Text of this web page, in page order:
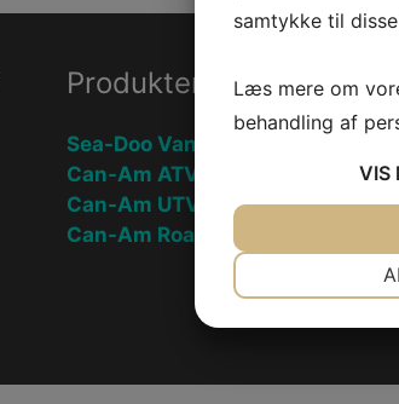
Produkter
Sea-Doo Vandscooter
Can-Am ATV
Can-Am UTV
Can-Am Roadster
samtykke til
Læs mere om
behandling af
VIS